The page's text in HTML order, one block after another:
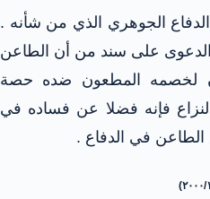
الجوهري الذي من شأنه .
على سند من أن الطاعن
لخصمه المطعون ضده حصة
فإنه فضلا عن فساده في
الطاعن في الدفاع .